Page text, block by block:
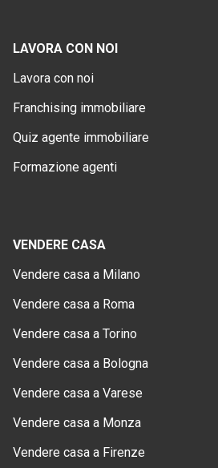
LAVORA CON NOI
Lavora con noi
Franchising immobiliare
Quiz agente immobiliare
Formazione agenti
VENDERE CASA
Vendere casa a Milano
Vendere casa a Roma
Vendere casa a Torino
Vendere casa a Bologna
Vendere casa a Varese
Vendere casa a Monza
Vendere casa a Firenze